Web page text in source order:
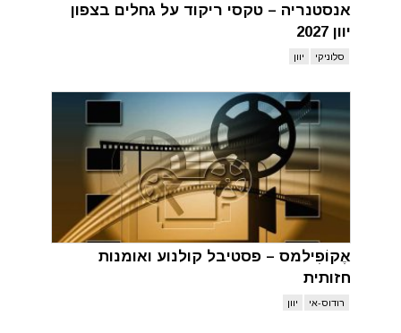
אנסטנריה – טקסי ריקוד על גחלים בצפון
יוון 2027
סלוניקי יוון
אֶקוֹפִילמס – פסטיבל קולנוע ואומנות
חזותית
רודוס-אי יוון